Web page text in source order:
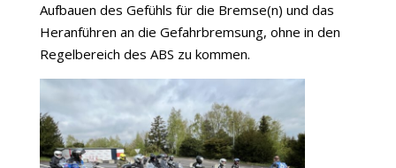
Aufbauen des Gefühls für die Bremse(n) und das
Heranführen an die Gefahrbremsung, ohne in den
Regelbereich des ABS zu kommen.